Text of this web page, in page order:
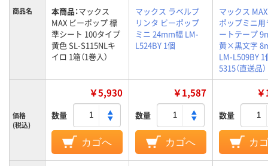
商品名 本商品：マックス
MAX ビーポップ 標
準シート 100タイプ
黄色 SL-S115NLキ
イロ 1箱（1巻入）
マックス ラベルプ
リンタ ビーポップ
ミニ 24mm幅 LM-
L524BY 1個
マックス
ポップミニ
ートテープ
黄×黒文字
LM-L509BY 1
5315（直送品）
価格
(税込)
￥5,930
数量
カゴへ
￥1,587
数量
カゴへ
数量
カ